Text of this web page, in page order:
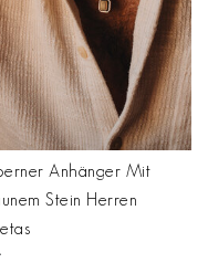
Anhänger Mit
Stein Herren